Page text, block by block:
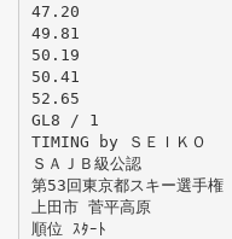
47.20
49.81
50.19
50.41
52.65
GL8 / 1
TIMING by ＳＥＩＫＯ
ＳＡＪＢ級公認
第53回東京都スキー選手権
上田市 菅平高原
順位 ｽﾀｰﾄ